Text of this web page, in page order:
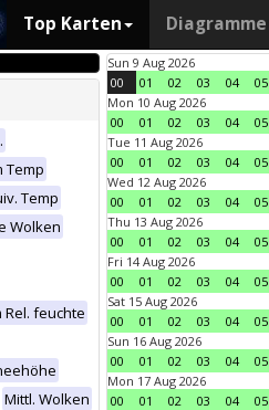
Top Karten Diagramme
Temp
Temp
Wolken
Rel. feuchte
Mittl. Wolken
Sun 9 Aug 2026
00
01 02 03 04 05
Mon 10 Aug 2026
00
01 02 03 04 05
Tue 11 Aug 2026
00
01 02 03 04 05
Wed 12 Aug 2026
00
01 02 03 04 05
Thu 13 Aug 2026
00
01 02 03 04 05
Fri 14 Aug 2026
00
01 02 03 04 05
Sat 15 Aug 2026
00
01 02 03 04 05
Sun 16 Aug 2026
00
01 02 03 04 05
Mon 17 Aug 2026
00
01 02 03 04 05